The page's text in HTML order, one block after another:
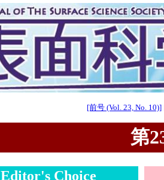
[前号 (Vol. 23, No. 10)]
第
Editor's Choice